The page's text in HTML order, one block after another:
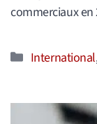
commerciaux en
Catégories
International